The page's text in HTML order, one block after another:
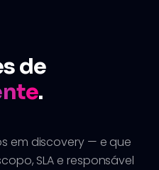
de
.
em discovery — e que
SLA e responsável